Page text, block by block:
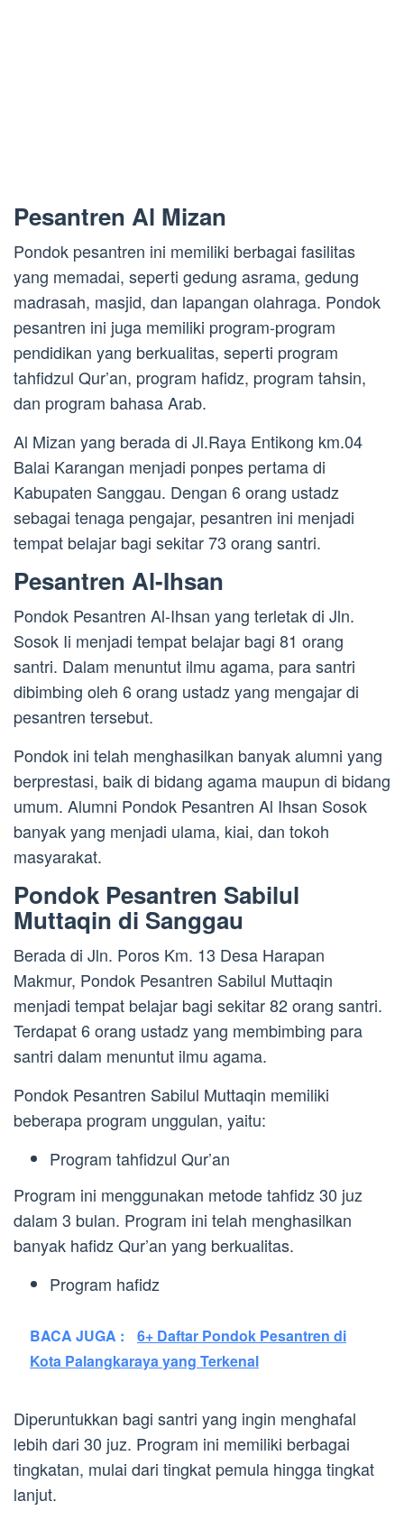
Pesantren Al Mizan
Pondok pesantren ini memiliki berbagai fasilitas
yang memadai, seperti gedung asrama, gedung
madrasah, masjid, dan lapangan olahraga. Pondok
pesantren ini juga memiliki program-program
pendidikan yang berkualitas, seperti program
tahfidzul Qur’an, program hafidz, program tahsin,
dan program bahasa Arab.
Al Mizan yang berada di Jl.Raya Entikong km.04
Balai Karangan menjadi ponpes pertama di
Kabupaten Sanggau. Dengan 6 orang ustadz
sebagai tenaga pengajar, pesantren ini menjadi
tempat belajar bagi sekitar 73 orang santri.
Pesantren Al-Ihsan
Pondok Pesantren Al-Ihsan yang terletak di Jln.
Sosok Ii menjadi tempat belajar bagi 81 orang
santri. Dalam menuntut ilmu agama, para santri
dibimbing oleh 6 orang ustadz yang mengajar di
pesantren tersebut.
Pondok ini telah menghasilkan banyak alumni yang
berprestasi, baik di bidang agama maupun di bidang
umum. Alumni Pondok Pesantren Al Ihsan Sosok
banyak yang menjadi ulama, kiai, dan tokoh
masyarakat.
Pondok Pesantren Sabilul
Muttaqin di Sanggau
Berada di Jln. Poros Km. 13 Desa Harapan
Makmur, Pondok Pesantren Sabilul Muttaqin
menjadi tempat belajar bagi sekitar 82 orang santri.
Terdapat 6 orang ustadz yang membimbing para
santri dalam menuntut ilmu agama.
Pondok Pesantren Sabilul Muttaqin memiliki
beberapa program unggulan, yaitu:
Program tahfidzul Qur’an
Program ini menggunakan metode tahfidz 30 juz
dalam 3 bulan. Program ini telah menghasilkan
banyak hafidz Qur’an yang berkualitas.
Program hafidz
BACA JUGA :
6+ Daftar Pondok Pesantren di
Kota Palangkaraya yang Terkenal
Diperuntukkan bagi santri yang ingin menghafal
lebih dari 30 juz. Program ini memiliki berbagai
tingkatan, mulai dari tingkat pemula hingga tingkat
lanjut.